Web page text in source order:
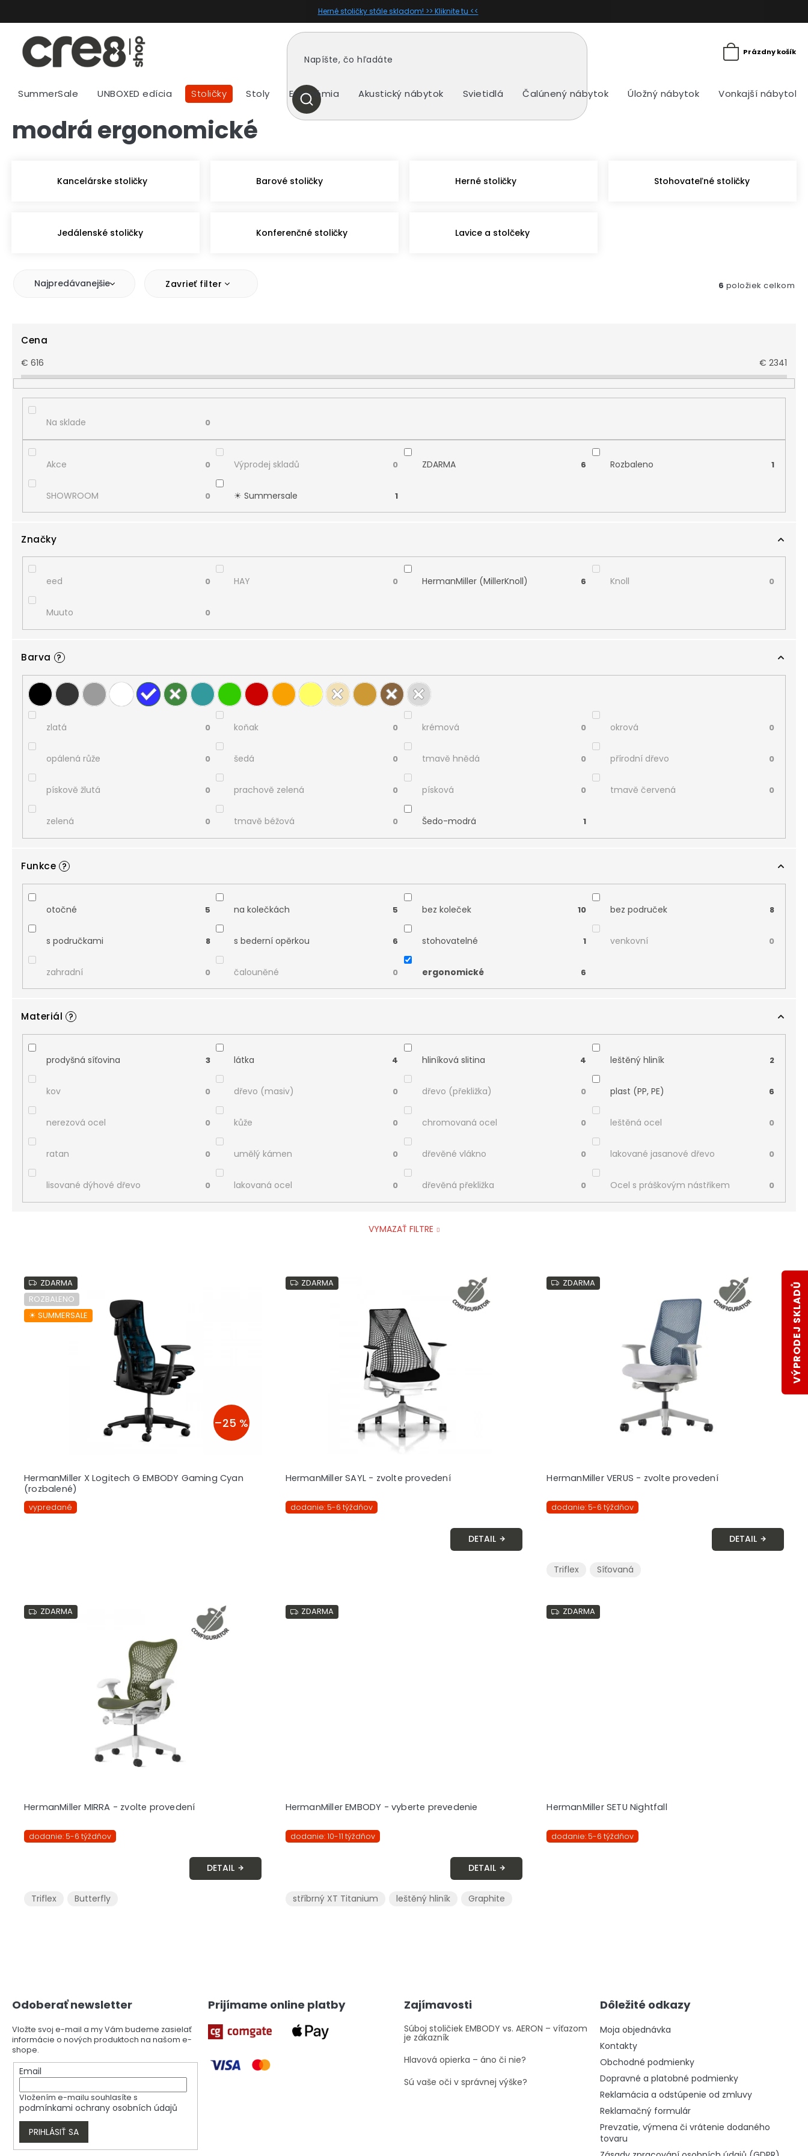
Herné stoličky stále skladom! >> Kliknite tu <<
HĽADAŤ
Prázdny košík
SummerSale UNBOXED edícia Stoličky Stoly Ergonómia Akustický nábytok Svietidlá Čalúnený nábytok Úložný nábytok Vonkajší nábytok
modrá ergonomické
Kancelárske stoličky Barové stoličky Herné stoličky Stohovateľné stoličky
Jedálenské stoličky Konferenčné stoličky Lavice a stolčeky
Najpredávanejšie 6 položiek celkom
Zavrieť filter
Cena
€ 616 € 2341
Na sklade 0
Akce 0 Výprodej skladů 0 ZDARMA 6 Rozbaleno 1
SHOWROOM 0 ☀︎ Summersale 1
Značky
eed 0 HAY 0 HermanMiller (MillerKnoll) 6 Knoll 0
Muuto 0
Barva ?
zlatá 0 koňak 0 krémová 0 okrová 0
opálená růže 0 šedá 0 tmavě hnědá 0 přírodní dřevo 0
pískově žlutá 0 prachově zelená 0 písková 0 tmavě červená 0
zelená 0 tmavě béžová 0 Šedo-modrá 1
Funkce ?
otočné 5 na kolečkách 5 bez koleček 10 bez područek 8
s područkami 8 s bederní opěrkou 6 stohovatelné 1 venkovní 0
zahradní 0 čalouněné 0 ergonomické 6
Materiál ?
prodyšná síťovina 3 látka 4 hliníková slitina 4 leštěný hliník 2
kov 0 dřevo (masiv) 0 dřevo (překližka) 0 plast (PP, PE) 6
nerezová ocel 0 kůže 0 chromovaná ocel 0 leštěná ocel 0
ratan 0 umělý kámen 0 dřevěné vlákno 0 lakované jasanové dřevo 0
lisované dýhové dřevo 0 lakovaná ocel 0 dřevěná překližka 0 Ocel s práškovým nástřikem 0
VYMAZAŤ FILTRE
ZDARMA
ROZBALENO
☀︎ SUMMERSALE
–25 %
HermanMiller X Logitech G EMBODY Gaming Cyan
(rozbalené)
vypredané
ZDARMA
HermanMiller SAYL - zvolte provedení
dodanie: 5-6 týždňov
DETAIL
ZDARMA
HermanMiller VERUS - zvolte provedení
dodanie: 5-6 týždňov
DETAIL
Triflex Síťovaná
ZDARMA
HermanMiller MIRRA - zvolte provedení
dodanie: 5-6 týždňov
DETAIL
Triflex Butterfly
ZDARMA
HermanMiller EMBODY - vyberte prevedenie
dodanie: 10-11 týždňov
DETAIL
stříbrný XT Titanium leštěný hliník Graphite
ZDARMA
HermanMiller SETU Nightfall
dodanie: 5-6 týždňov
c
e
p
v
k
y
Odoberať newsletter
Vložte svoj e-mail a my Vám budeme zasielať
informácie o nových produktoch na našom e-
shope.
Email
Vložením e-mailu souhlasíte s
podmínkami ochrany osobních údajů
PRIHLÁSIŤ SA
Prijímame online platby Zajímavosti
Súboj stoličiek EMBODY vs. AERON – víťazom
je zákazník
Hlavová opierka – áno či nie?
Sú vaše oči v správnej výške?
Dôležité odkazy
Moja objednávka
Kontakty
Obchodné podmienky
Dopravné a platobné podmienky
Reklamácia a odstúpenie od zmluvy
Reklamačný formulár
Prevzatie, výmena či vrátenie dodaného
tovaru
VÝPRODEJ SKLADŮ